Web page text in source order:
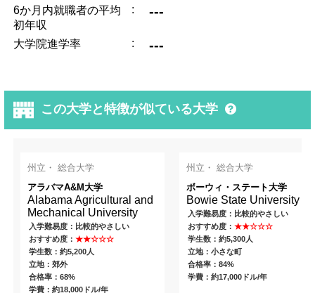
6か月内就職者の平均
初年収
: ---
大学院進学率 : ---
この大学と特徴が似ている大学
州立・ 総合大学
アラバマA&M大学
Alabama Agricultural and
Mechanical University
入学難易度：比較的やさしい
おすすめ度：★★☆☆☆
学生数：約5,200人
立地：郊外
合格率：68%
学費：約18,000ドル/年
州立・ 総合大学
ボーウィ・ステート大学
Bowie State University
入学難易度：比較的やさしい
おすすめ度： ★★☆☆☆
学生数：約5,300人
立地：小さな町
合格率：84%
学費：約17,000ドル/年